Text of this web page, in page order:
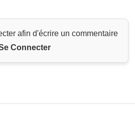
afin d'écrire un commentaire
Connecter